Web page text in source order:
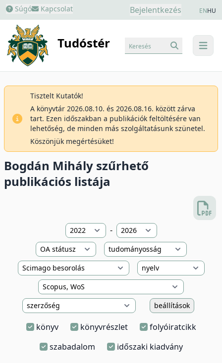
Súgó Kapcsolat Bejelentkezés ENHU
Tudóstér menu
Keresés
Tisztelt Kutatók!
A könyvtár 2026.08.10. és 2026.08.16. között zárva
tart. Ezen időszakban a publikációk feltöltésére van
lehetőség, de minden más szolgáltatásunk szünetel.
Köszönjük megértésüket!
Bogdán Mihály szűrhető
publikációs listája
-
beállítások
könyv könyvrészlet
folyóiratcikk
szabadalom
időszaki kiadvány